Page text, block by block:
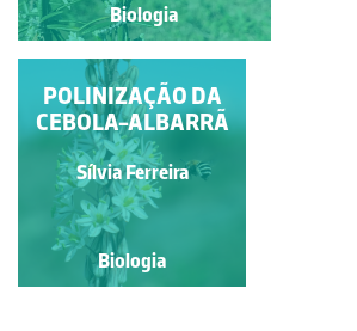
Biologia
Biologia
POLINIZAÇÃO DA
CEBOLA-ALBARRÃ
Sílvia Ferreira
Biologia